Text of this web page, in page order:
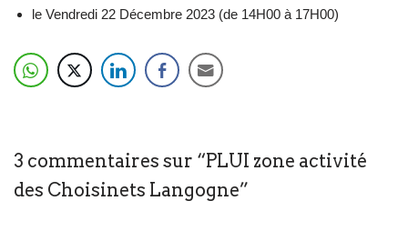
le Vendredi 22 Décembre 2023 (de 14H00 à 17H00)
3 commentaires sur “PLUI zone activité
des Choisinets Langogne”